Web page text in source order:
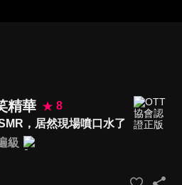
精華
8
，居然現場噴口水了
級